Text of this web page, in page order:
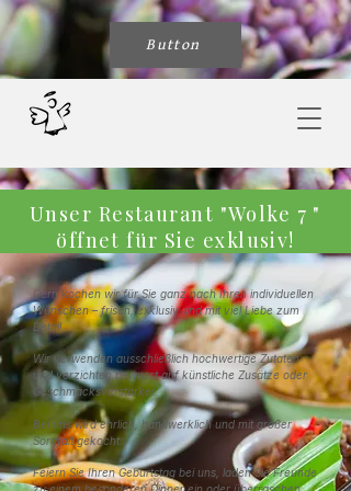
Button
Unser Restaurant "Wolke 7 "
öffnet für Sie exklusiv!
Gern kochen wir für Sie ganz nach Ihren individuellen
Wünschen – frisch, exklusiv und mit viel Liebe zum
Detail.
Wir verwenden ausschließlich hochwertige Zutaten
und verzichten bewusst auf künstliche Zusätze oder
Geschmacksverstärker.
Bei uns wird ehrlich, handwerklich und mit großer
Sorgfalt gekocht.
Feiern Sie Ihren Geburtstag bei uns, laden Sie Freunde